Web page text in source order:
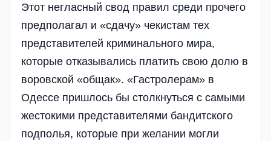
Этот негласный свод правил среди прочего
предполагал и «сдачу» чекистам тех
представителей криминального мира,
которые отказывались платить свою долю в
воровской «общак». «Гастролерам» в
Одессе пришлось бы столкнуться с самыми
жестокими представителями бандитского
подполья, которые при желании могли